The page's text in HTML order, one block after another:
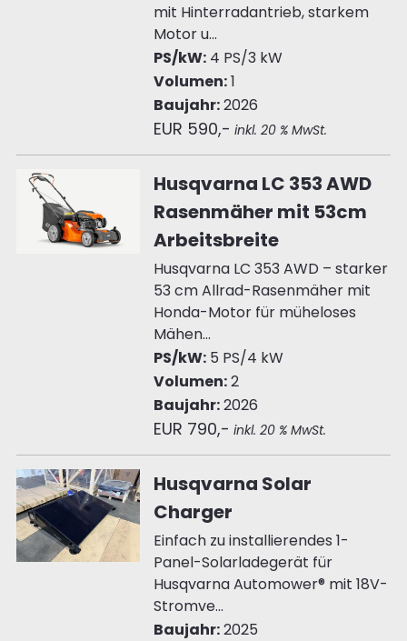
mit Hinterradantrieb, starkem
Motor u...
PS/kW:4 PS/3 kW
Volumen:1
Baujahr:2026
EUR 590,- inkl. 20 % MwSt.
Husqvarna LC 353 AWD
Rasenmäher mit 53cm
Arbeitsbreite
Husqvarna LC 353 AWD – starker
53 cm Allrad-Rasenmäher mit
Honda-Motor für müheloses
Mähen...
PS/kW:5 PS/4 kW
Volumen:2
Baujahr:2026
EUR 790,- inkl. 20 % MwSt.
Husqvarna Solar
Charger
Einfach zu installierendes 1-
Panel-Solarladegerät für
Husqvarna Automower® mit 18V-
Stromve...
Baujahr:2025